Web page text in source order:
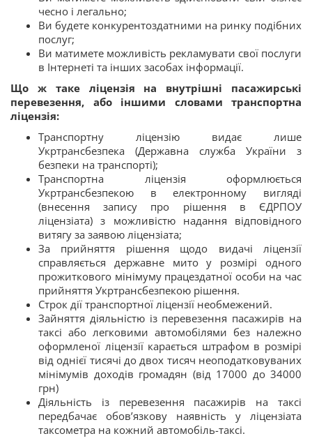
чесно і легально;
Ви будете конкурентоздатними на ринку подібних
послуг;
Ви матимете можливість рекламувати свої послуги
в Інтернеті та інших засобах інформації.
Що ж таке ліцензія на внутрішні пасажирські
перевезення, або іншими словами транспортна
ліцензія:
Транспортну ліцензію видає лише
Укртрансбезпека (Державна служба України з
безпеки на транспорті);
Транспортна ліцензія оформлюється
Укртрансбезпекою в електронному вигляді
(внесення запису про рішення в ЄДРПОУ
ліцензіата) з можливістю надання відповідного
витягу за заявою ліцензіата;
За прийняття рішення щодо видачі ліцензії
справляється державне мито у розмірі одного
прожиткового мінімуму працездатної особи на час
прийняття Укртрансбезпекою рішення.
Строк дії транспортної ліцензії необмежений.
Зайняття діяльністю із перевезення пасажирів на
таксі або легковими автомобілями без належно
оформленої ліцензії карається штрафом в розмірі
від однієї тисячі до двох тисяч неоподатковуваних
мінімумів доходів громадян (від 17000 до 34000
грн)
Діяльність із перевезення пасажирів на таксі
передбачає обов’язкову наявність у ліцензіата
таксометра на кожний автомобіль-таксі.